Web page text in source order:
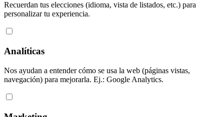
Recuerdan tus elecciones (idioma, vista de listados, etc.) para
personalizar tu experiencia.
Analíticas
Nos ayudan a entender cómo se usa la web (páginas vistas,
navegación) para mejorarla. Ej.: Google Analytics.